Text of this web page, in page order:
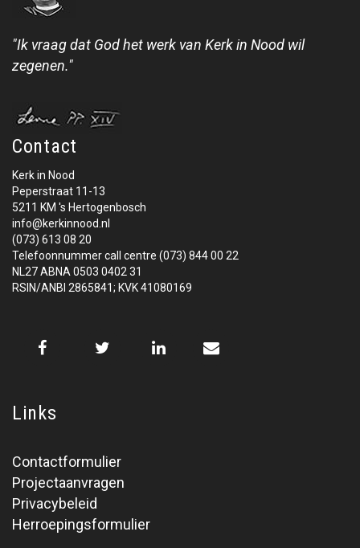
"Ik vraag dat God het werk van Kerk in Nood wil
zegenen."
Contact
Kerk in Nood
Peperstraat 11-13
5211 KM 's Hertogenbosch
info@kerkinnood.nl
(073) 613 08 20
Telefoonnummer call centre (073) 844 00 22
NL27 ABNA 0503 0402 31
RSIN/ANBI 2865841; KVK 41080169
Links
Contactformulier
Projectaanvragen
Privacybeleid
Herroepingsformulier